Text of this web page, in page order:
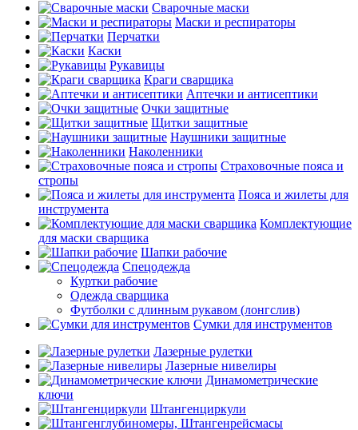
Сварочные маски
Маски и респираторы
Перчатки
Каски
Рукавицы
Краги сварщика
Аптечки и антисептики
Очки защитные
Щитки защитные
Наушники защитные
Наколенники
Страховочные пояса и
стропы
Пояса и жилеты для
инструмента
Комплектующие
для маски сварщика
Шапки рабочие
Спецодежда
Куртки рабочие
Одежда сварщика
Футболки с длинным рукавом (лонгслив)
Сумки для инструментов
Лазерные рулетки
Лазерные нивелиры
Динамометрические
ключи
Штангенциркули